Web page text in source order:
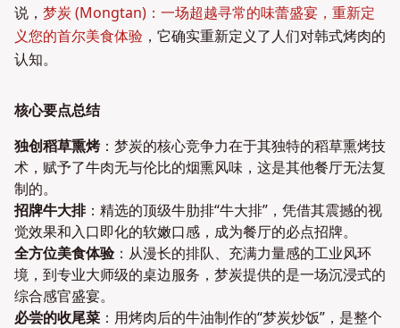
说， 梦炭 (Mongtan)：一场超越寻常的味蕾盛宴，重新定
义您的首尔美食体验 ，它确实重新定义了人们对韩式烤肉的
认知。
核心要点总结
独创稻草熏烤：梦炭的核心竞争力在于其独特的稻草熏烤技
术，赋予了牛肉无与伦比的烟熏风味，这是其他餐厅无法复
制的。
招牌牛大排：精选的顶级牛肋排“牛大排”，凭借其震撼的视
觉效果和入口即化的软嫩口感，成为餐厅的必点招牌。
全方位美食体验：从漫长的排队、充满力量感的工业风环
境，到专业大师级的桌边服务，梦炭提供的是一场沉浸式的
综合感官盛宴。
必尝的收尾菜 ：用烤肉后的牛油制作的“梦炭炒饭”，是整个